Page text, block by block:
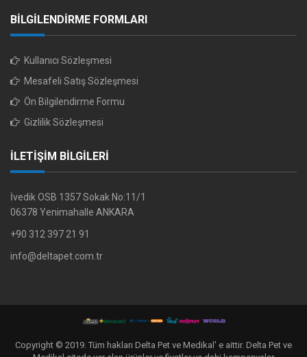
BİLGİLENDİRME FORMLARI
Kullanıcı Sözleşmesi
Mesafeli Satış Sözleşmesi
Ön Bilgilendirme Formu
Gizlilik Sözleşmesi
İLETİŞİM BİLGİLERİ
İvedik OSB 1357 Sokak No:11/1
06378 Yenimahalle ANKARA
+90 312 397 21 91
info@deltapet.com.tr
Copyright © 2019. Tüm hakları Delta Pet ve Medikal' e aittir. Delta Pet ve